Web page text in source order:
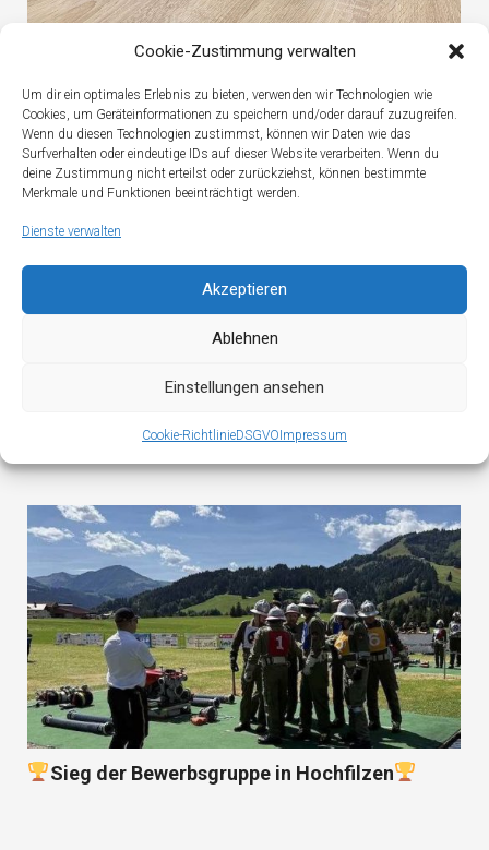
Cookie-Zustimmung verwalten
Um dir ein optimales Erlebnis zu bieten, verwenden wir Technologien wie
Cookies, um Geräteinformationen zu speichern und/oder darauf zuzugreifen.
Wenn du diesen Technologien zustimmst, können wir Daten wie das
Surfverhalten oder eindeutige IDs auf dieser Website verarbeiten. Wenn du
deine Zustimmung nicht erteilst oder zurückziehst, können bestimmte
Merkmale und Funktionen beeinträchtigt werden.
Dienste verwalten
Akzeptieren
Ablehnen
Einstellungen ansehen
Cookie-RichtlinieDSGVOImpressum
Geburtstagsalarm
Sieg der Bewerbsgruppe in Hochfilzen